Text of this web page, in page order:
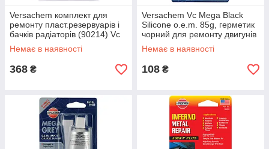
Versachem комплект для
ремонту пласт.резервуарів і
бачків радіаторів (90214) Vc
Plastik Tank/Rad Repair Kit
Немає в наявності
368 ₴
Versachem Vc Mega Black
Silicone o.e.m. 85g, герметик
чорний для ремонту двигунів
Немає в наявності
108 ₴